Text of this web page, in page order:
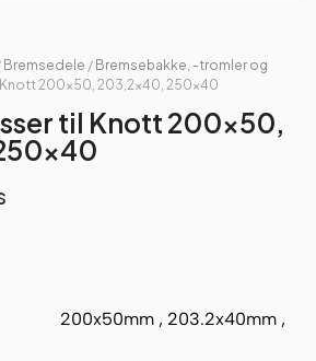
Bremsedele / Bremsebakke, -tromler og
200×50, 203,2×40, 250×40
til Knott 200×50,
200x50mm , 203.2x40mm ,